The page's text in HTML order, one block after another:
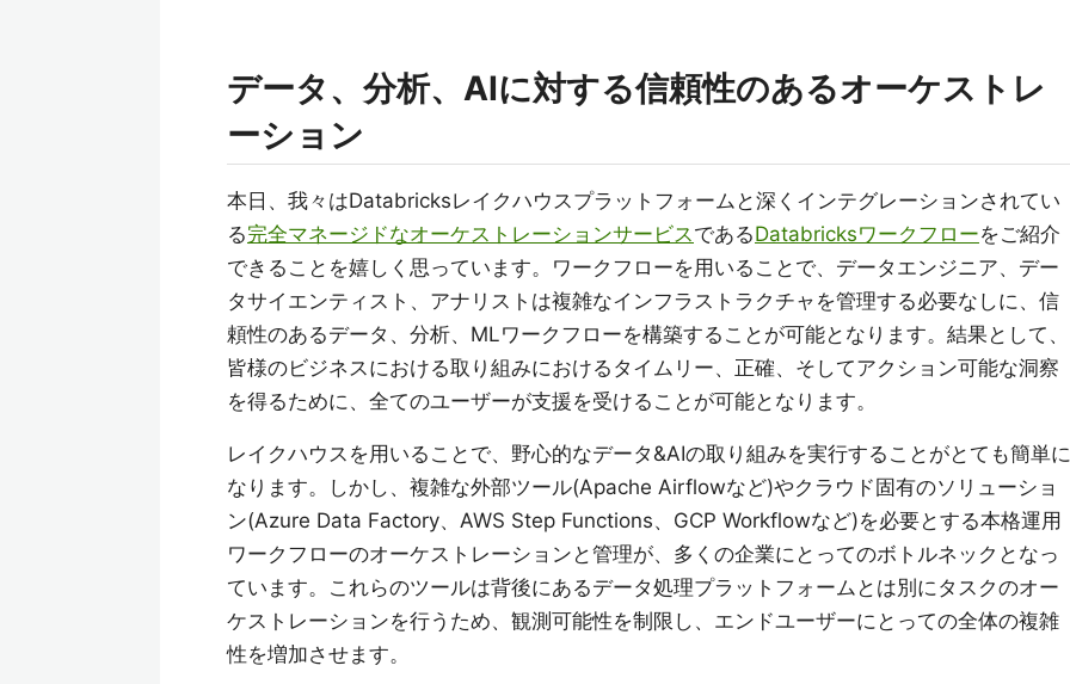
データ、分析、AIに対する信頼性のあるオーケストレ
ーション
本日、我々はDatabricksレイクハウスプラットフォームと深くインテグレーションされてい
る完全マネージドなオーケストレーションサービスであるDatabricksワークフローをご紹介
できることを嬉しく思っています。ワークフローを用いることで、データエンジニア、デー
タサイエンティスト、アナリストは複雑なインフラストラクチャを管理する必要なしに、信
頼性のあるデータ、分析、MLワークフローを構築することが可能となります。結果として、
皆様のビジネスにおける取り組みにおけるタイムリー、正確、そしてアクション可能な洞察
を得るために、全てのユーザーが支援を受けることが可能となります。
レイクハウスを用いることで、野心的なデータ&AIの取り組みを実行することがとても簡単に
なります。しかし、複雑な外部ツール(Apache Airflowなど)やクラウド固有のソリューショ
ン(Azure Data Factory、AWS Step Functions、GCP Workflowなど)を必要とする本格運用
ワークフローのオーケストレーションと管理が、多くの企業にとってのボトルネックとなっ
ています。これらのツールは背後にあるデータ処理プラットフォームとは別にタスクのオー
ケストレーションを行うため、観測可能性を制限し、エンドユーザーにとっての全体の複雑
性を増加させます。